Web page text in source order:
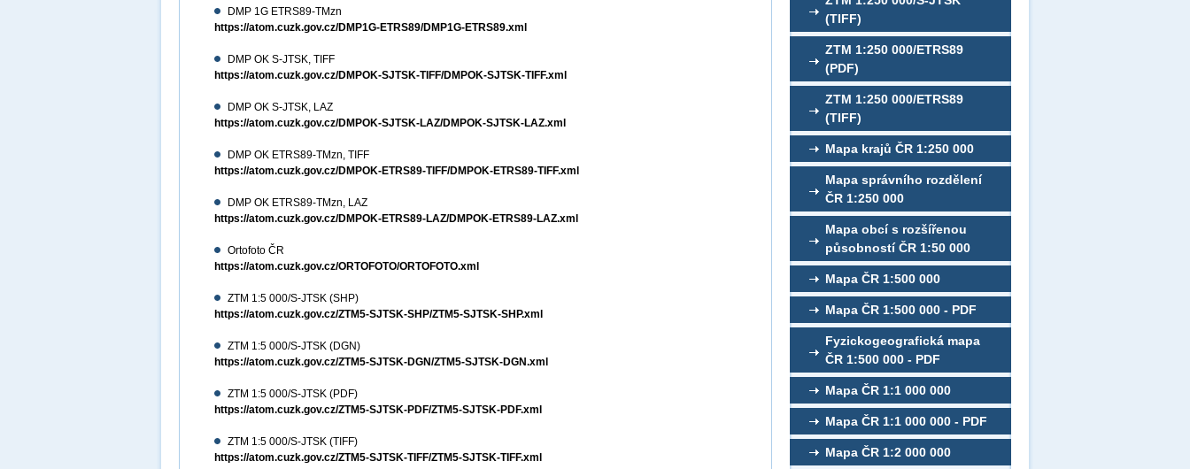
(TIFF)
ZTM 1:250 000/ETRS89
(PDF)
ZTM 1:250 000/ETRS89
(TIFF)
Mapa krajů ČR 1:250 000
Mapa správního rozdělení
ČR 1:250 000
Mapa obcí s rozšířenou
působností ČR 1:50 000
Mapa ČR 1:500 000
Mapa ČR 1:500 000 - PDF
Fyzickogeografická mapa
ČR 1:500 000 - PDF
Mapa ČR 1:1 000 000
Mapa ČR 1:1 000 000 - PDF
Mapa ČR 1:2 000 000
DMP 1G ETRS89-TMzn
https://atom.cuzk.gov.cz/DMP1G-ETRS89/DMP1G-ETRS89.xml
DMP OK S-JTSK, TIFF
https://atom.cuzk.gov.cz/DMPOK-SJTSK-TIFF/DMPOK-SJTSK-TIFF.xml
DMP OK S-JTSK, LAZ
https://atom.cuzk.gov.cz/DMPOK-SJTSK-LAZ/DMPOK-SJTSK-LAZ.xml
DMP OK ETRS89-TMzn, TIFF
https://atom.cuzk.gov.cz/DMPOK-ETRS89-TIFF/DMPOK-ETRS89-TIFF.xml
DMP OK ETRS89-TMzn, LAZ
https://atom.cuzk.gov.cz/DMPOK-ETRS89-LAZ/DMPOK-ETRS89-LAZ.xml
Ortofoto ČR
https://atom.cuzk.gov.cz/ORTOFOTO/ORTOFOTO.xml
ZTM 1:5 000/S-JTSK (SHP)
https://atom.cuzk.gov.cz/ZTM5-SJTSK-SHP/ZTM5-SJTSK-SHP.xml
ZTM 1:5 000/S-JTSK (DGN)
https://atom.cuzk.gov.cz/ZTM5-SJTSK-DGN/ZTM5-SJTSK-DGN.xml
ZTM 1:5 000/S-JTSK (PDF)
https://atom.cuzk.gov.cz/ZTM5-SJTSK-PDF/ZTM5-SJTSK-PDF.xml
ZTM 1:5 000/S-JTSK (TIFF)
https://atom.cuzk.gov.cz/ZTM5-SJTSK-TIFF/ZTM5-SJTSK-TIFF.xml